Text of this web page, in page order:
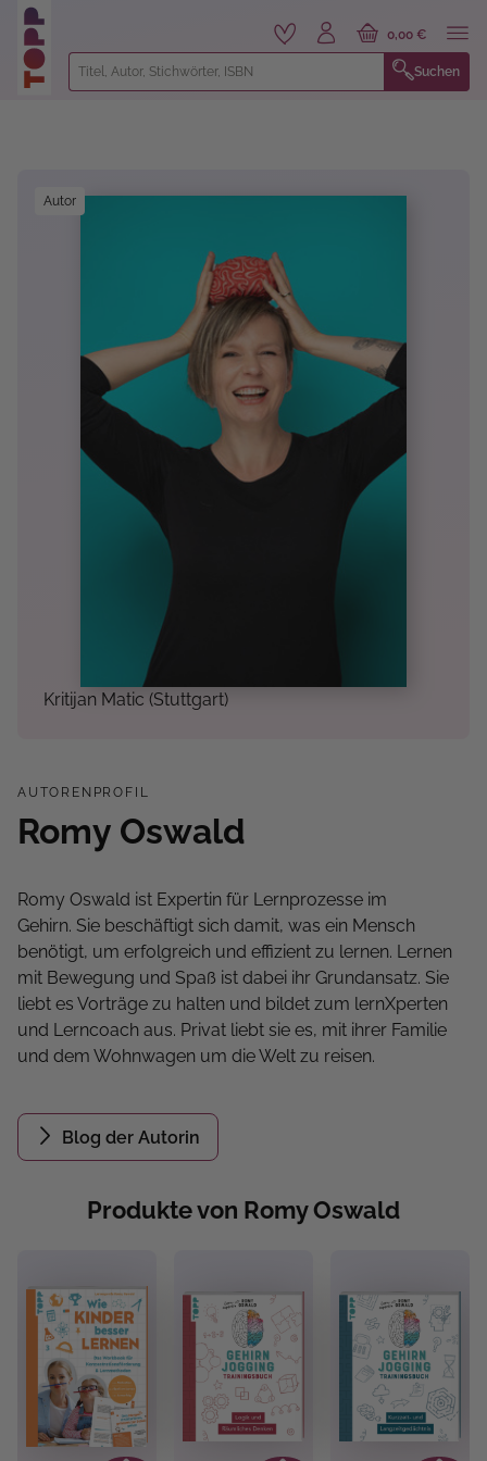
springen
Suchen
0,00 €
Autor
Kritijan Matic (Stuttgart)
AUTORENPROFIL
Romy Oswald
Romy Oswald ist Expertin für Lernprozesse im
Gehirn. Sie beschäftigt sich damit, was ein Mensch
benötigt, um erfolgreich und effizient zu lernen. Lernen
mit Bewegung und Spaß ist dabei ihr Grundansatz. Sie
liebt es Vorträge zu halten und bildet zum lernXperten
und Lerncoach aus. Privat liebt sie es, mit ihrer Familie
und dem Wohnwagen um die Welt zu reisen.
Blog der Autorin
Produkte von Romy Oswald